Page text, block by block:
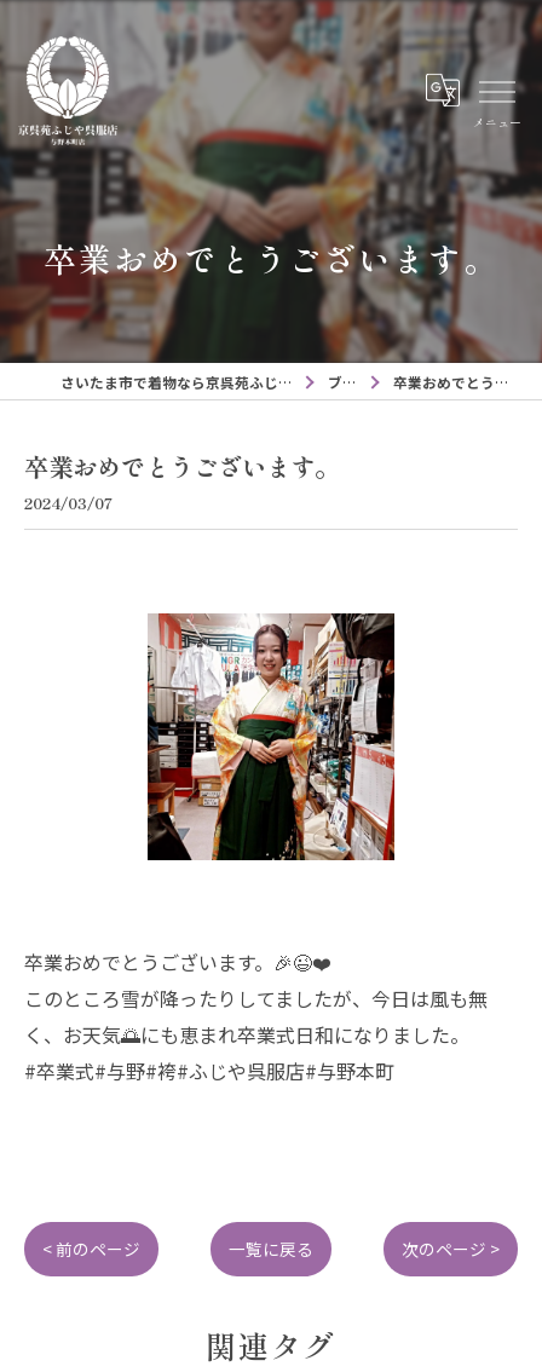
メニュー
卒業おめでとうございます。
さいたま市で着物なら京呉苑ふじや呉服店与野本町店 ブログ 卒業おめでとうございます。
卒業おめでとうございます。
2024/03/07
卒業おめでとうございます。🎉😉❤️
このところ雪が降ったりしてましたが、今日は風も無
く、お天気🌅にも恵まれ卒業式日和になりました。
#卒業式#与野#袴#ふじや呉服店#与野本町
< 前のページ 一覧に戻る 次のページ >
関連タグ